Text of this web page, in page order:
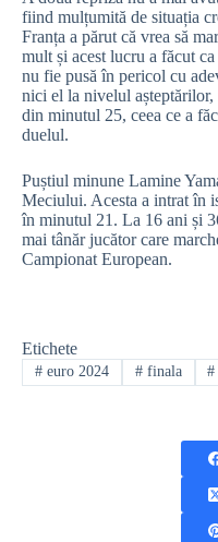
fiind mulțumită de situația
Franța a părut că vrea să
mult și acest lucru a făcut
nu fie pusă în pericol cu
nici el la nivelul așteptărilor,
din minutul 25, ceea ce a
duelul.
Puștiul minune Lamine
Meciului. Acesta a intrat în
în minutul 21. La 16 ani și
mai tânăr jucător care
Campionat European.
Etichete
#euro 2024 #finala #